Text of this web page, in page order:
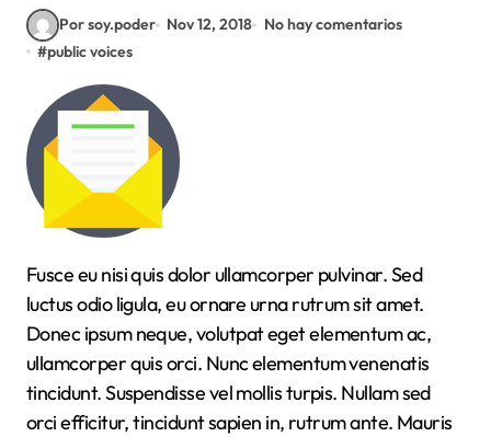
Por soy.poder Nov 12, 2018
No hay comentarios
#public voices
Fusce eu nisi quis dolor ullamcorper pulvinar. Sed
luctus odio ligula, eu ornare urna rutrum sit amet.
Donec ipsum neque, volutpat eget elementum ac,
ullamcorper quis orci. Nunc elementum venenatis
tincidunt. Suspendisse vel mollis turpis. Nullam sed
orci efficitur, tincidunt sapien in, rutrum ante. Mauris